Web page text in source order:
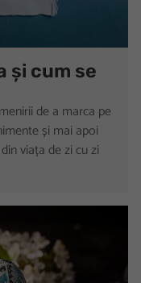
și cum se
de a marca pe
și mai apoi
viața de zi cu zi